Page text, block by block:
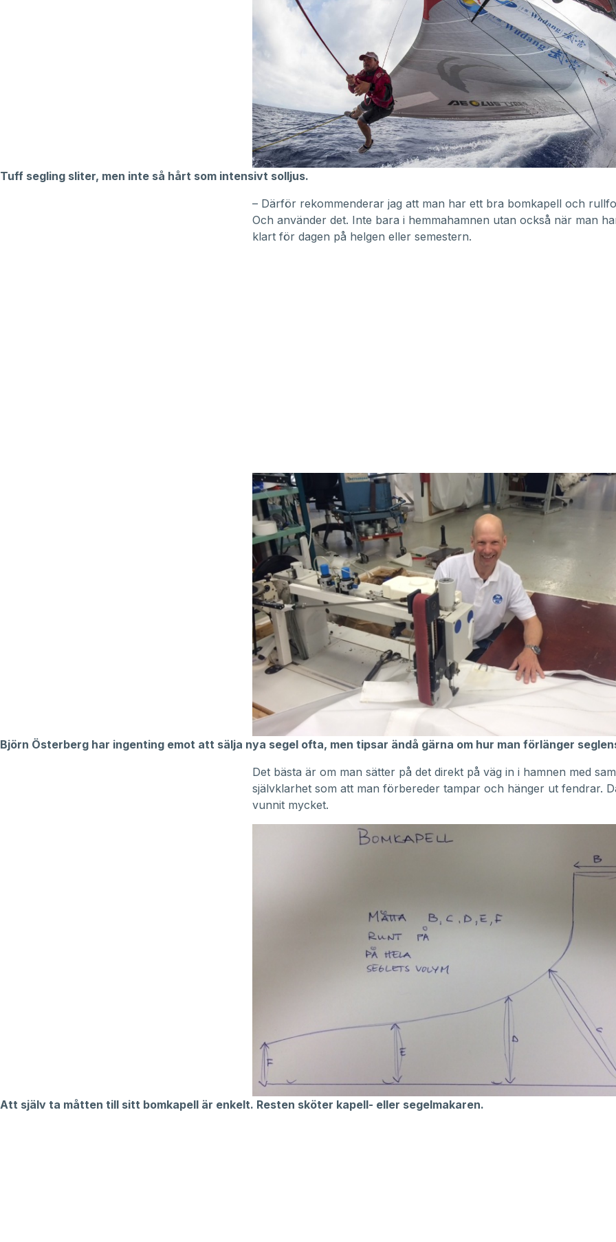
Tuff segling sliter, men inte så hårt som intensivt solljus.
– Därför rekommenderar jag att man har ett bra bomkapell och
Och använder det. Inte bara i hemmahamnen utan också när man
klart för dagen på helgen eller semestern.
Björn Österberg har ingenting emot att sälja nya segel ofta, men tipsar ändå gärna om hur man förlänger
Det bästa är om man sätter på det direkt på väg in i hamnen med
självklarhet som att man förbereder tampar och hänger ut fendrar.
vunnit mycket.
Att själv ta måtten till sitt bomkapell är enkelt. Resten sköter kapell- eller segelmakaren.